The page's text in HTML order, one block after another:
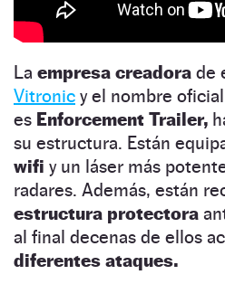
La empresa creadora de
Vitronic y el nombre
es Enforcement Trailer,
su estructura. Están
wifi y un láser más
radares. Además, están
estructura protectora
al final decenas de ellos
diferentes ataques.